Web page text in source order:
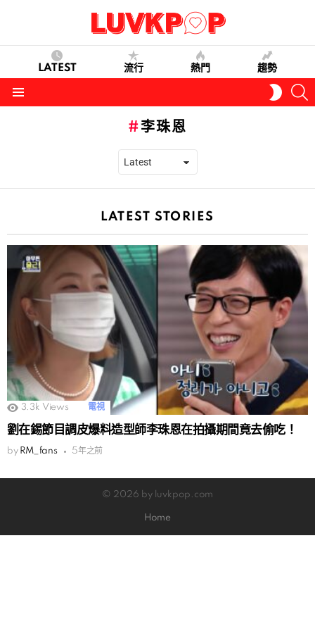
LATEST 流行 熱門 趨勢
SKIN
李珠恩
LATEST STORIES
3.3k Views 電視
劉在錫節目調皮爆料造型師李珠恩在拍攝期間竟去偷吃！
by RM_fans 5年之前
© 2026 by luvkpop.com
Home